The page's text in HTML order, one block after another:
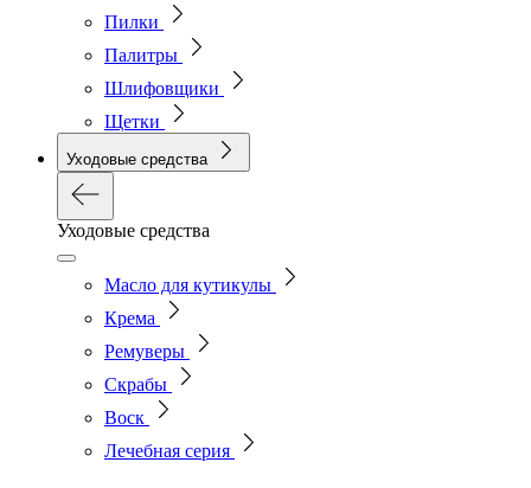
Пилки
Палитры
Шлифовщики
Щетки
Уходовые средства
Уходовые средства
Масло для кутикулы
Крема
Ремуверы
Скрабы
Воск
Лечебная серия